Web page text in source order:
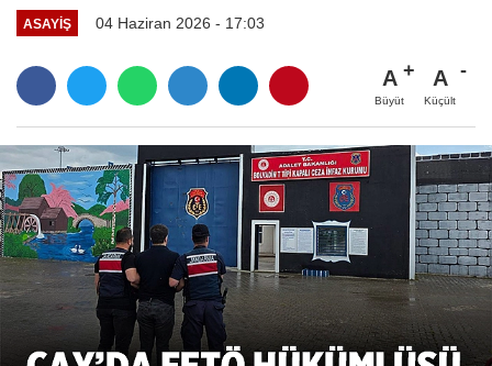
ASAYIŞ 04 Haziran 2026 - 17:03
A
Büyüt
A
Küçült